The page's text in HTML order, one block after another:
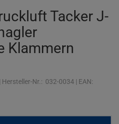
Tacker J-
Klammern
Hersteller-Nr.: 032-0034 | EAN: